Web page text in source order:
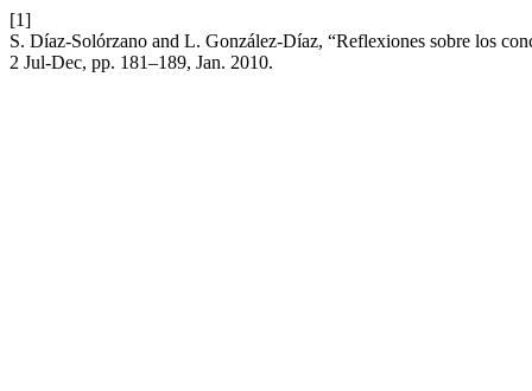
[1]
S. Díaz-Solórzano and L. González-Díaz, “Reflexiones sobre los
2 Jul-Dec, pp. 181–189, Jan. 2010.